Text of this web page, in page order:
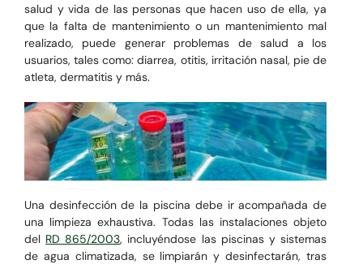
salud y vida de las personas que hacen uso de ella, ya
que la falta de mantenimiento o un mantenimiento mal
realizado, puede generar problemas de salud a los
usuarios, tales como: diarrea, otitis, irritación nasal, pie de
atleta, dermatitis y más.
Una desinfección de la piscina debe ir acompañada de
una limpieza exhaustiva. Todas las instalaciones objeto
del RD 865/2003, incluyéndose las piscinas y sistemas
de agua climatizada, se limpiarán y desinfectarán, tras